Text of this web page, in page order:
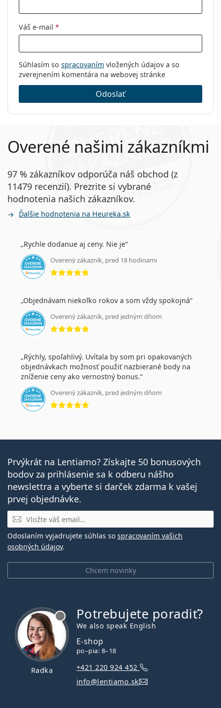
Váš e-mail *
Súhlasím so spracovaním vložených údajov a so
zverejnením komentára na webovej stránke
Odoslať
Overené našimi zákazníkmi
97 % zákazníkov odporúča náš obchod (z
11479 recenzií). Prezrite si vybrané
hodnotenia našich zákazníkov.
Ďalšie hodnotenia na Heureka.sk
Rychle dodanue aj ceny. Nie je
Overený zákazník, pred 18 hodinami
hodnotenie 5 z 5
Objednávam niekoľko rokov a som vždy spokojná
Overený zákazník, pred jedným dňom
hodnotenie 5 z 5
Rýchly, spoľahlivý. Uvítala by som pri opakovaných
objednávkach možnosť použiť nazbierané body na
zníženie ceny ako vernostný bonus.
Overený zákazník, pred jedným dňom
hodnotenie 5 z 5
Prvýkrát na Lentiamo? Získajte 50 bonusových
bodov za prihlásenie sa k odberu nášho
newslettra a vyberte si darček zdarma k vašej
prvej objednávke.
E-mail
Chcem novinky
Odoslaním vyjadrujete súhlas so spracovaním vašich
osobných údajov.
Radka
Potrebujete poradiť?
We also speak English
E-shop
po–pia: 8–18
+421 220 924 452
info@lentiamo.sk